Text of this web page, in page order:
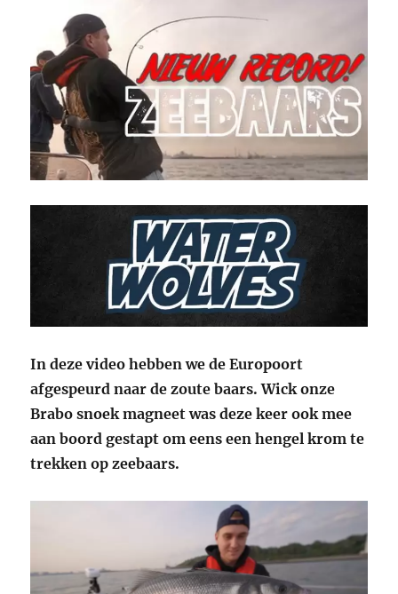
In deze video hebben we de Europoort
afgespeurd naar de zoute baars. Wick onze
Brabo snoek magneet was deze keer ook mee
aan boord gestapt om eens een hengel krom te
trekken op zeebaars.